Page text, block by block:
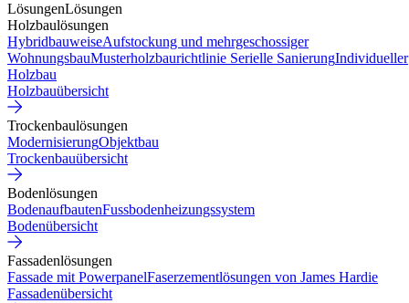
LösungenLösungen
Holzbaulösungen
HybridbauweiseAufstockung und mehrgeschossiger
WohnungsbauMusterholzbaurichtlinie Serielle SanierungIndividueller
Holzbau
Holzbauübersicht
Trockenbaulösungen
ModernisierungObjektbau
Trockenbauübersicht
Bodenlösungen
BodenaufbautenFussbodenheizungssystem
Bodenübersicht
Fassadenlösungen
Fassade mit PowerpanelFaserzementlösungen von James Hardie
Fassadenübersicht